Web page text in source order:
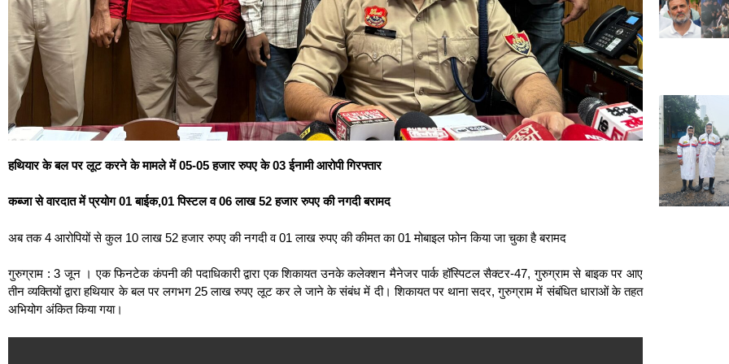
हथियार के बल पर लूट करने के मामले में 05-05 हजार रुपए के 03 ईनामी आरोपी गिरफ्तार
कब्जा से वारदात में प्रयोग 01 बाईक,01 पिस्टल व 06 लाख 52 हजार रुपए की नगदी बरामद
अब तक 4 आरोपियों से कुल 10 लाख 52 हजार रुपए की नगदी व 01 लाख रुपए की कीमत का 01 मोबाइल फोन किया जा चुका है बरामद
गुरुग्राम : 3 जून । एक फिनटेक कंपनी की पदाधिकारी द्वारा एक शिकायत उनके कलेक्शन मैनेजर पार्क हॉस्पिटल सैक्टर-47, गुरुग्राम से बाइक पर आए
तीन व्यक्तियों द्वारा हथियार के बल पर लगभग 25 लाख रुपए लूट कर ले जाने के संबंध में दी। शिकायत पर थाना सदर, गुरुग्राम में संबंधित धाराओं के तहत
अभियोग अंकित किया गया।